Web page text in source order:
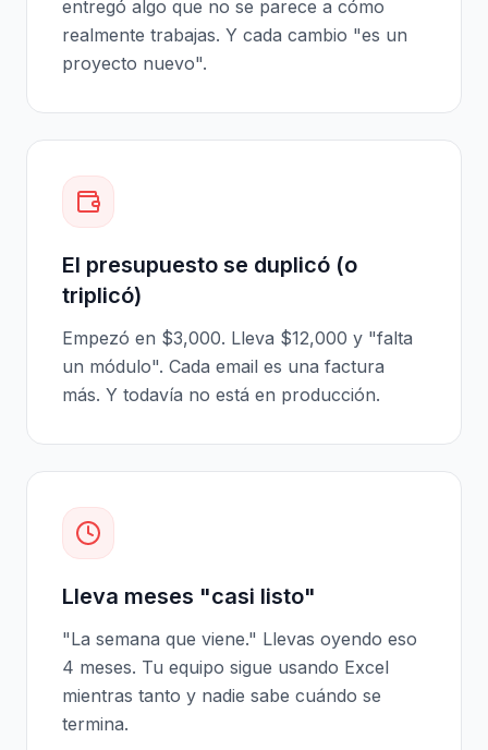
entregó algo que no se parece a cómo
realmente trabajas. Y cada cambio "es un
proyecto nuevo".
El presupuesto se duplicó (o
triplicó)
Empezó en $3,000. Lleva $12,000 y "falta
un módulo". Cada email es una factura
más. Y todavía no está en producción.
Lleva meses "casi listo"
"La semana que viene." Llevas oyendo eso
4 meses. Tu equipo sigue usando Excel
mientras tanto y nadie sabe cuándo se
termina.